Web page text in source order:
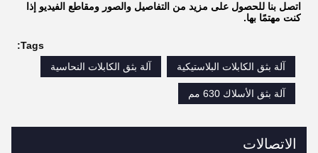
اتصل بنا للحصول على مزيد من التفاصيل والصور ومقاطع الفيديو إذا
كنت مهتمًا بها.
Tags:
آلة بثق الكابلات البلاستيكية
آلة بثق الكابلات النحاسية
آلة بثق الأسلاك 630 مم
الاتصالات